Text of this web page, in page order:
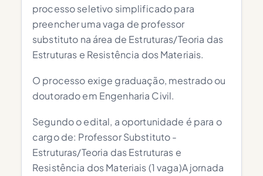
processo seletivo simplificado para
preencher uma vaga de professor
substituto na área de Estruturas/Teoria das
Estruturas e Resistência dos Materiais.
O processo exige graduação, mestrado ou
doutorado em Engenharia Civil.
Segundo o edital, a oportunidade é para o
cargo de: Professor Substituto -
Estruturas/Teoria das Estruturas e
Resistência dos Materiais (1 vaga)A jornada